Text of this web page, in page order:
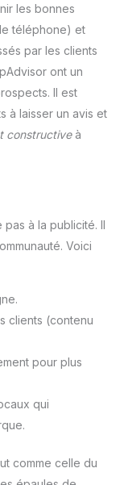
les bonnes
téléphone) et
par les clients
ont un
Il est
à laisser un avis et
constructiveà
à la publicité. Il
Voici
clients (contenu
pour plus
qui
comme celle du